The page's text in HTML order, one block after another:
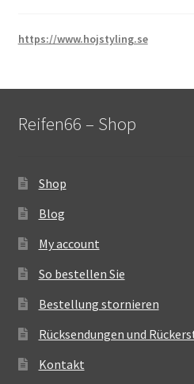
https://www.hojstyling.se
Reifen66 – Shop
Shop
Blog
My account
So bestellen Sie
Bestellung stornieren
Rücksendungen und
Kontakt